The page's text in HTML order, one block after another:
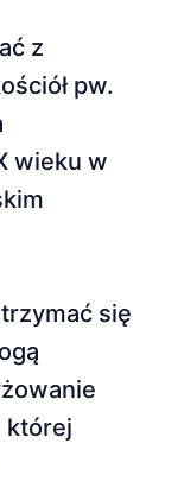
z
pw.
wieku w
się
której